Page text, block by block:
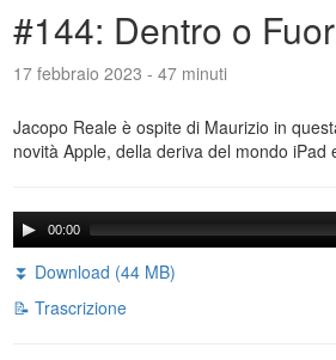
#144: Dentro o
17 febbraio 2023 - 47 minuti
Jacopo Reale è ospite di Maurizio in
novità Apple, della deriva del mondo
00:00
⏬ Download (44 MB)
📝 Trascrizione